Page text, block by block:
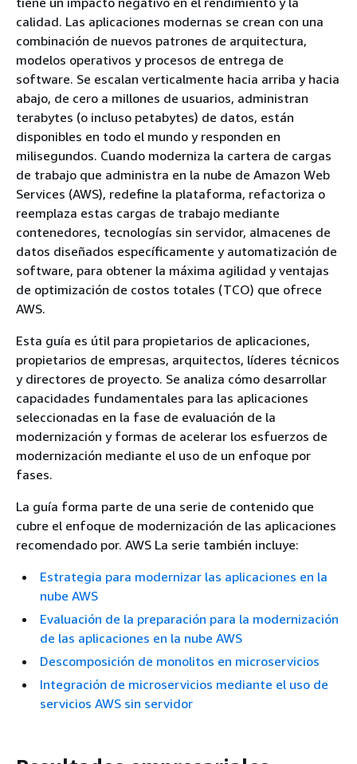
calidad. Las aplicaciones modernas se crean con una
combinación de nuevos patrones de arquitectura,
modelos operativos y procesos de entrega de
software. Se escalan verticalmente hacia arriba y hacia
abajo, de cero a millones de usuarios, administran
terabytes (o incluso petabytes) de datos, están
disponibles en todo el mundo y responden en
milisegundos. Cuando moderniza la cartera de cargas
de trabajo que administra en la nube de Amazon Web
Services (AWS), redefine la plataforma, refactoriza o
reemplaza estas cargas de trabajo mediante
contenedores, tecnologías sin servidor, almacenes de
datos diseñados específicamente y automatización de
software, para obtener la máxima agilidad y ventajas
de optimización de costos totales (TCO) que ofrece
AWS.
Esta guía es útil para propietarios de aplicaciones,
propietarios de empresas, arquitectos, líderes técnicos
y directores de proyecto. Se analiza cómo desarrollar
capacidades fundamentales para las aplicaciones
seleccionadas en la fase de evaluación de la
modernización y formas de acelerar los esfuerzos de
modernización mediante el uso de un enfoque por
fases.
La guía forma parte de una serie de contenido que
cubre el enfoque de modernización de las aplicaciones
recomendado por. AWS La serie también incluye:
Estrategia para modernizar las aplicaciones en la
nube AWS
Evaluación de la preparación para la modernización
de las aplicaciones en la nube AWS
Descomposición de monolitos en microservicios
Integración de microservicios mediante el uso de
servicios AWS sin servidor